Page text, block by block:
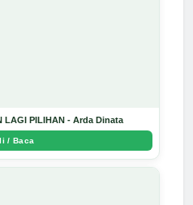
LAGI PILIHAN - Arda Dinata
/ Baca